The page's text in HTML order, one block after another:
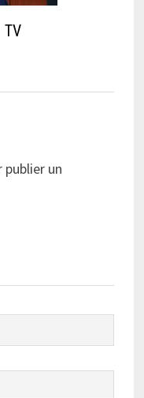
TV
un